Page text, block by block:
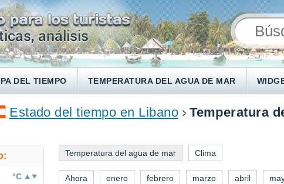
DEL TIEMPO TEMPERATURA DEL AGUA DE MAR
Estado del tiempo en Libano
Temperatura
Temperatura del agua de mar Clima
Ahora enero febrero marzo abril
°C